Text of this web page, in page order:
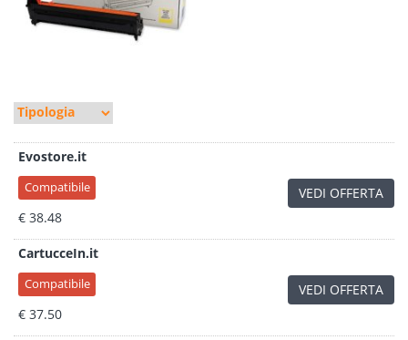
Evostore.it
Compatibile
€ 38.48
VEDI OFFERTA
CartucceIn.it
Compatibile
€ 37.50
VEDI OFFERTA